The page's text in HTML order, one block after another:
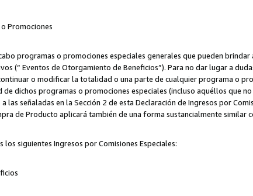
Promociones
programas o promociones especiales generales que pueden
(“ Eventos de Otorgamiento de Beneficios”). Para no dar lugar a
o modificar la totalidad o una parte de cualquier programa o
dichos programas o promociones especiales (incluso aquéllos que
las señaladas en la Sección 2 de esta Declaración de Ingresos por
de Producto aplicará también de una forma sustancialmente similar
siguientes Ingresos por Comisiones Especiales: